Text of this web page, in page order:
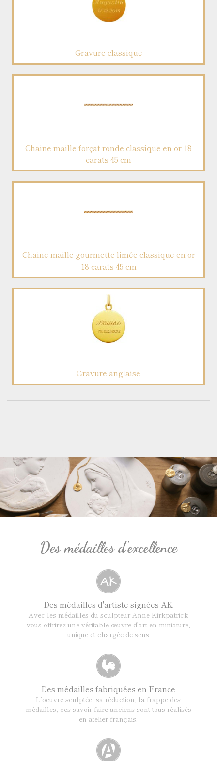
Gravure classique
Chaine maille forçat ronde classique en or 18
carats 45 cm
Chaine maille gourmette limée classique en or
18 carats 45 cm
Gravure anglaise
Des médailles d'excellence
Des médailles d'artiste signées AK
Avec les médailles du sculpteur Anne Kirkpatrick
vous offrirez une véritable œuvre d’art en miniature,
unique et chargée de sens
Des médailles fabriquées en France
L’oeuvre sculptée, sa réduction, la frappe des
médailles, ces savoir-faire anciens sont tous réalisés
en atelier français.